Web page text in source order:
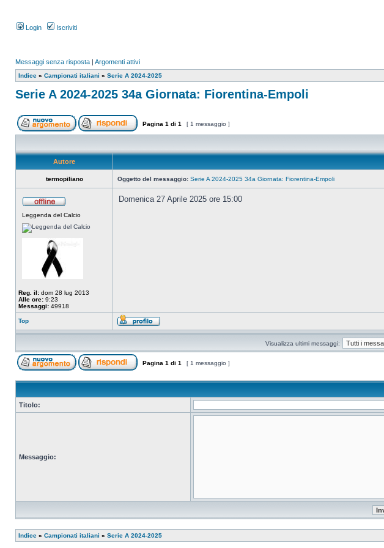
Login Iscriviti
Messaggi senza risposta | Argomenti attivi
Indice » Campionati italiani » Serie A 2024-2025
Serie A 2024-2025 34a Giornata: Fiorentina-Empoli
Pagina 1 di 1 [ 1 messaggio ]
Autore
termopiliano Oggetto del messaggio: Serie A 2024-2025 34a Giornata: Fiorentina-Empoli
Leggenda del Calcio
Reg. il: dom 28 lug 2013
Alle ore: 9:23
Messaggi: 49918
Domenica 27 Aprile 2025 ore 15:00
Top
Visualizza ultimi messaggi:
Pagina 1 di 1 [ 1 messaggio ]
Titolo:
Messaggio:
Indice » Campionati italiani » Serie A 2024-2025